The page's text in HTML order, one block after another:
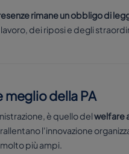
rimane un obbligo di
dei riposi e degli
meglio della PA
è quello delwelfare
l'innovazione
più ampi.